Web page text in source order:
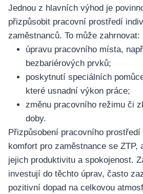
Jednou z hlavních výhod je
přizpůsobit pracovní prostředí
zaměstnanců. To může zahrnovat:
úpravu pracovního místa,
bezbariérových prvků;
poskytnutí speciálních
které usnadní výkon práce;
změnu pracovního režimu či
doby.
Přizpůsobení pracovního
komfort pro zaměstnance se ZTP,
jejich produktivitu a spokojenost.
investují do těchto úprav, často
pozitivní dopad na celkovou